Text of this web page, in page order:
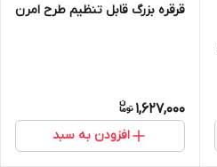
قرقره بزرگ قابل تنظیم طرح امرن
1,627,000
افزودن به سبد